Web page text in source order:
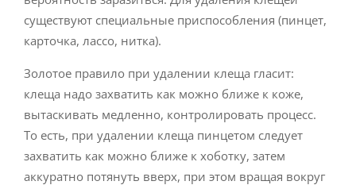
существуют специальные приспособления (пинцет,
карточка, лассо, нитка).
Золотое правило при удалении клеща гласит:
клеща надо захватить как можно ближе к коже,
вытаскивать медленно, контролировать процесс.
То есть, при удалении клеща пинцетом следует
захватить как можно ближе к хоботку, затем
аккуратно потянуть вверх, при этом вращая вокруг